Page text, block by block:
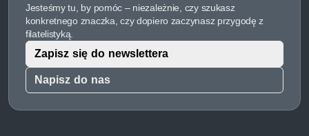
Jesteśmy tu, by pomóc – niezależnie, czy szukasz
konkretnego znaczka, czy dopiero zaczynasz przygodę z
filatelistyką.
Napisz do nas
Zapisz się do newslettera